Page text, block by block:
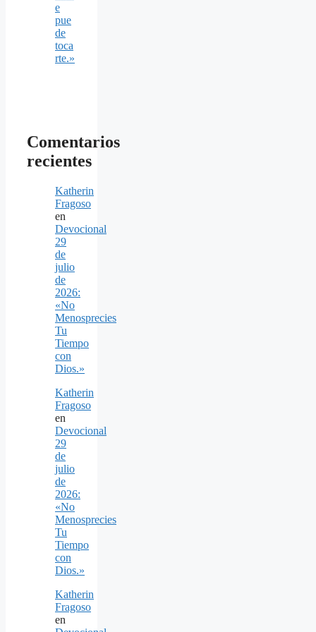
e
pue
de
toca
rte.»
Comentarios
recientes
Katherin
Fragoso
en
Devocional
29
de
julio
de
2026:
«No
Menosprecies
Tu
Tiempo
con
Dios.»
Katherin
Fragoso
en
Devocional
29
de
julio
de
2026:
«No
Menosprecies
Tu
Tiempo
con
Dios.»
Katherin
Fragoso
en